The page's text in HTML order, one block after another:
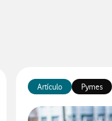
Artículo Pymes